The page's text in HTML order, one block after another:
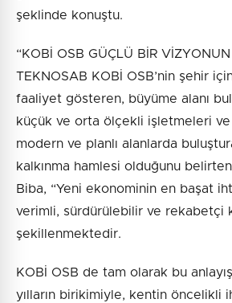
şeklinde konuştu.
“KOBİ OSB GÜÇLÜ BİR
TEKNOSAB KOBİ OSB’nin şehir
faaliyet gösteren, büyüme alanı
küçük ve orta ölçekli işletmeleri ve
modern ve planlı alanlarda
kalkınma hamlesi olduğunu
Biba, “Yeni ekonominin en başat
verimli, sürdürülebilir ve rekabetçi
şekillenmektedir.
KOBİ OSB de tam olarak bu
yılların birikimiyle, kentin öncelikli